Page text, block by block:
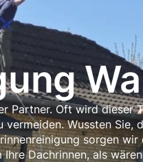
Oft wird dieser
Wussten
sorgen
Dachrinnen, als